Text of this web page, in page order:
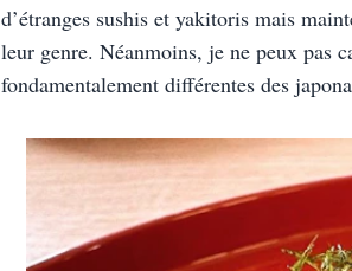
d’étranges sushis et yakitoris mais
leur genre. Néanmoins, je ne peux pas
fondamentalement différentes des